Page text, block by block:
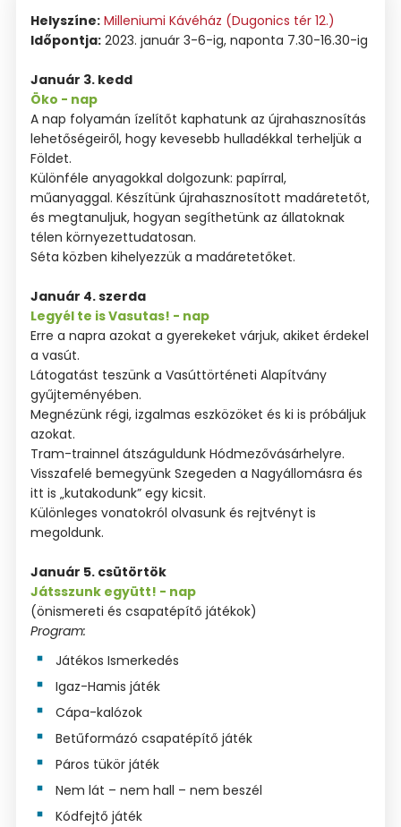
Helyszíne: Milleniumi Kávéház (Dugonics tér 12.)
Időpontja:2023. január 3-6-ig, naponta 7.30-16.30-ig
Január 3. kedd
Öko - nap
A nap folyamán ízelítőt kaphatunk az újrahasznosítás
lehetőségeiről, hogy kevesebb hulladékkal terheljük a
Földet.
Különféle anyagokkal dolgozunk: papírral,
műanyaggal. Készítünk újrahasznosított madáretetőt,
és megtanuljuk, hogyan segíthetünk az állatoknak
télen környezettudatosan.
Séta közben kihelyezzük a madáretetőket.
Január 4. szerda
Legyél te is Vasutas! - nap
Erre a napra azokat a gyerekeket várjuk, akiket érdekel
a vasút.
Látogatást teszünk a Vasúttörténeti Alapítvány
gyűjteményében.
Megnézünk régi, izgalmas eszközöket és ki is próbáljuk
azokat.
Tram-trainnel átszáguldunk Hódmezővásárhelyre.
Visszafelé bemegyünk Szegeden a Nagyállomásra és
itt is „kutakodunk” egy kicsit.
Különleges vonatokról olvasunk és rejtvényt is
megoldunk.
Január 5. csütörtök
Játsszunk együtt! - nap
(önismereti és csapatépítő játékok)
Program:
Játékos Ismerkedés
Igaz-Hamis játék
Cápa-kalózok
Betűformázó csapatépítő játék
Páros tükör játék
Nem lát – nem hall – nem beszél
Kódfejtő játék